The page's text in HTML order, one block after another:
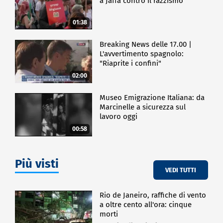
La sua prima regia l'ha definita un'esperienza
meravigliosa: "Io ho provato una sensazione di
pienezza che raramente ho provato facendo il mio
mestiere" ha dichiarato.
SPETTACOLO
01:38
02:00
Breaking News delle 17.00 |
L'avvertimento spagnolo:
"Riaprite i confini"
00:58
Museo Emigrazione Italiana: da
Marcinelle a sicurezza sul
lavoro oggi
Più visti VEDI TUTTI
Rio de Janeiro, raffiche di vento
a oltre cento all'ora: cinque
morti